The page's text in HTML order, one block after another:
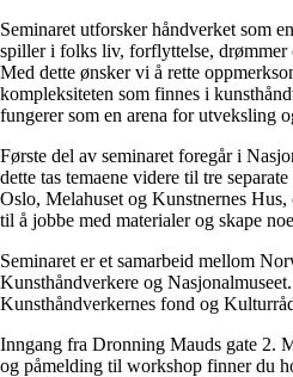
Seminaret utforsker håndverket som
spiller i folks liv, forflyttelse, drømmer
Med dette ønsker vi å rette
kompleksiteten som finnes i
fungerer som en arena for utveksling
Første del av seminaret foregår i
dette tas temaene videre til tre
Oslo, Melahuset og Kunstnernes
til å jobbe med materialer og skape
Seminaret er et samarbeid mellom
Kunsthåndverkere og
Kunsthåndverkernes fond og
Inngang fra Dronning Mauds gate 2.
og påmelding til workshop finner du